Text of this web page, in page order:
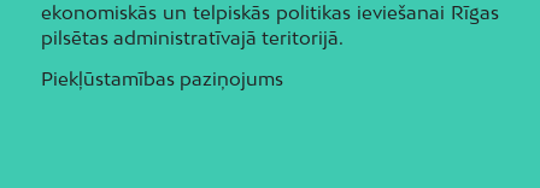
ekonomiskās un telpiskās politikas ieviešanai Rīgas
pilsētas administratīvajā teritorijā.
Piekļūstamības paziņojums